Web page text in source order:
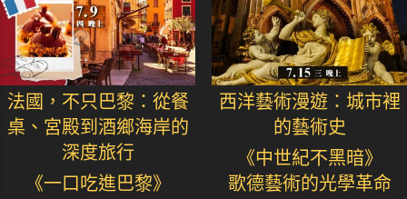
法國，不只巴黎：從餐
桌、宮殿到酒鄉海岸的
深度旅行
《一口吃進巴黎》
西洋藝術漫遊：城市裡
的藝術史
《中世紀不黑暗》
歌德藝術的光學革命